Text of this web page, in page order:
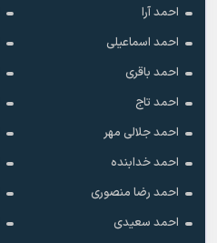
احمد آرا
احمد اسماعیلی
احمد باقری
احمد تاج
احمد جلالی مهر
احمد خدابنده
احمد رضا منصوری
احمد سعیدی